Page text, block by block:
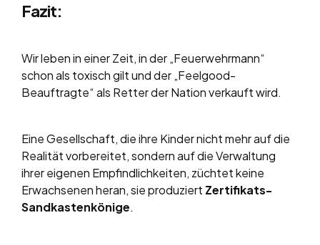
Fazit:
Wir leben in einer Zeit, in der „Feuerwehrmann“
schon als toxisch gilt und der „Feelgood-
Beauftragte“ als Retter der Nation verkauft wird.
Eine Gesellschaft, die ihre Kinder nicht mehr auf die
Realität vorbereitet, sondern auf die Verwaltung
ihrer eigenen Empfindlichkeiten, züchtet keine
Erwachsenen heran, sie produziert Zertifikats-
Sandkastenkönige.